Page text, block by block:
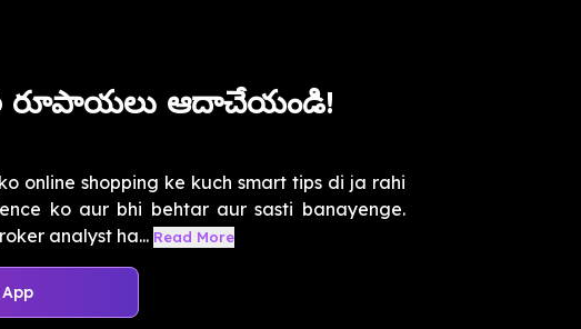
రూపాయలు ఆదాచేయండి!
online shopping ke kuch smart tips di ja rahi
ko aur bhi behtar aur sasti banayenge.
analyst ha... Read More